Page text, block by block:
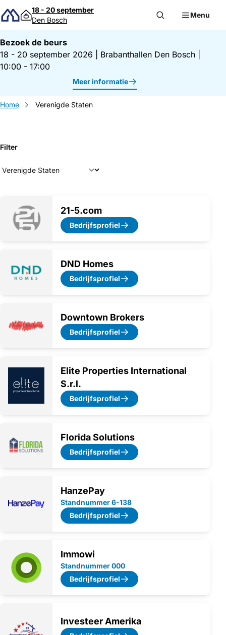
Direct naar inhoud
18 - 20 september
Den Bosch
Menu
Bezoek de beurs
18 - 20 september 2026
Brabanthallen Den Bosch
10:00 - 17:00
Meer informatie
Home Verenigde Staten
Filter
21-5.com
Bedrijfsprofiel
DND Homes
Bedrijfsprofiel
Downtown Brokers
Bedrijfsprofiel
Elite Properties International
S.r.l.
Bedrijfsprofiel
Florida Solutions
Bedrijfsprofiel
HanzePay
Standnummer 6-138
Bedrijfsprofiel
Immowi
Standnummer 000
Bedrijfsprofiel
Investeer Amerika